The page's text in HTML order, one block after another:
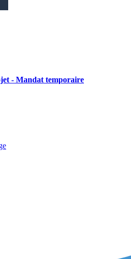
- Mandat temporaire